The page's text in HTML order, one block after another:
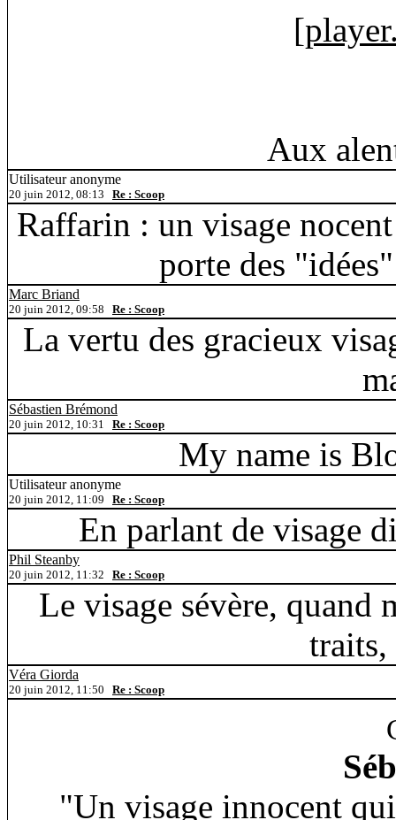
[
Aux
Utilisateur anonyme
20 juin 2012, 08:13 Re : Scoop
Raffarin : un visage
porte des
Marc Briand
20 juin 2012, 09:58 Re : Scoop
La vertu des gracieux
Sébastien Brémond
20 juin 2012, 10:31 Re : Scoop
My name is
Utilisateur anonyme
20 juin 2012, 11:09 Re : Scoop
En parlant de visage
Phil Steanby
20 juin 2012, 11:32 Re : Scoop
Le visage sévère,
traits,
Véra Giorda
20 juin 2012, 11:50 Re : Scoop
"Un visage innocent